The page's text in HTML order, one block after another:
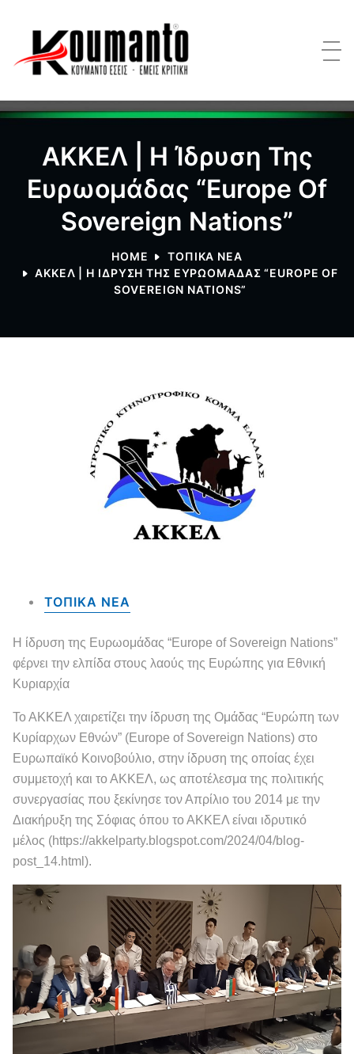
ΑΚΚΕΛ | Η Ίδρυση Της
Ευρωομάδας “Europe Of
Sovereign Nations”
HOME
ΤΟΠΙΚΑ NEA
ΑΚΚΕΛ | Η ΊΔΡΥΣΗ ΤΗΣ ΕΥΡΩΟΜΆΔΑΣ “EUROPE OF
SOVEREIGN NATIONS”
ΤΟΠΙΚΑ NEA
Η ίδρυση της Ευρωομάδας “Europe of Sovereign Nations”
φέρνει την ελπίδα στους λαούς της Ευρώπης για Εθνική
Κυριαρχία
Το ΑΚΚΕΛ χαιρετίζει την ίδρυση της Ομάδας “Ευρώπη των
Κυρίαρχων Εθνών” (Europe of Sovereign Nations) στο
Ευρωπαϊκό Κοινοβούλιο, στην ίδρυση της οποίας έχει
συμμετοχή και το ΑΚΚΕΛ, ως αποτέλεσμα της πολιτικής
συνεργασίας που ξεκίνησε τον Απρίλιο του 2014 με την
Διακήρυξη της Σόφιας όπου το ΑΚΚΕΛ είναι ιδρυτικό
μέλος (https://akkelparty.blogspot.com/2024/04/blog-
post_14.html).